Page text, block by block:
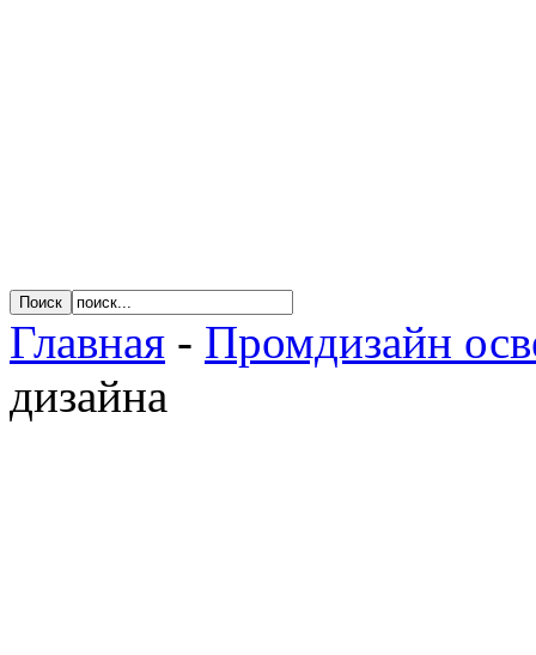
Главная - Промдизайн
дизайна